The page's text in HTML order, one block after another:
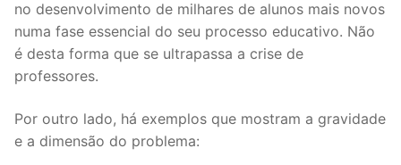
no desenvolvimento de milhares de alunos mais novos
numa fase essencial do seu processo educativo. Não
é desta forma que se ultrapassa a crise de
professores.
Por outro lado, há exemplos que mostram a gravidade
e a dimensão do problema: